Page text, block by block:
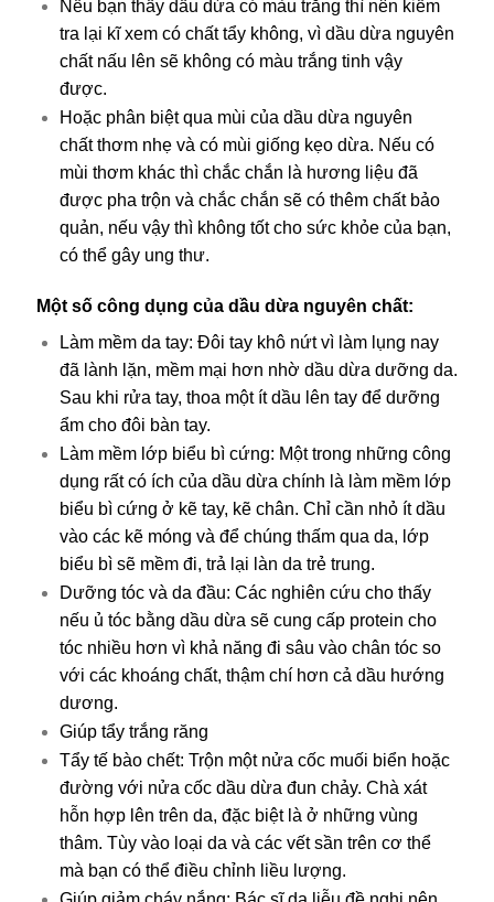
Nếu bạn thấy dầu dừa có màu trắng thì nên kiểm
tra lại kĩ xem có chất tẩy không, vì dầu dừa nguyên
chất nấu lên sẽ không có màu trắng tinh vậy
được.
Hoặc phân biệt qua mùi của dầu dừa nguyên
chất thơm nhẹ và có mùi giống kẹo dừa. Nếu có
mùi thơm khác thì chắc chắn là hương liệu đã
được pha trộn và chắc chắn sẽ có thêm chất bảo
quản, nếu vậy thì không tốt cho sức khỏe của bạn,
có thể gây ung thư.
Một số công dụng của dầu dừa nguyên chất:
Làm mềm da tay: Đôi tay khô nứt vì làm lụng nay
đã lành lặn, mềm mại hơn nhờ dầu dừa dưỡng da.
Sau khi rửa tay, thoa một ít dầu lên tay để dưỡng
ẩm cho đôi bàn tay.
Làm mềm lớp biểu bì cứng: Một trong những công
dụng rất có ích của dầu dừa chính là làm mềm lớp
biểu bì cứng ở kẽ tay, kẽ chân. Chỉ cần nhỏ ít dầu
vào các kẽ móng và để chúng thấm qua da, lớp
biểu bì sẽ mềm đi, trả lại làn da trẻ trung.
Dưỡng tóc và da đầu: Các nghiên cứu cho thấy
nếu ủ tóc bằng dầu dừa sẽ cung cấp protein cho
tóc nhiều hơn vì khả năng đi sâu vào chân tóc so
với các khoáng chất, thậm chí hơn cả dầu hướng
dương.
Giúp tẩy trắng răng
Tẩy tế bào chết: Trộn một nửa cốc muối biển hoặc
đường với nửa cốc dầu dừa đun chảy. Chà xát
hỗn hợp lên trên da, đặc biệt là ở những vùng
thâm. Tùy vào loại da và các vết sần trên cơ thể
mà bạn có thể điều chỉnh liều lượng.